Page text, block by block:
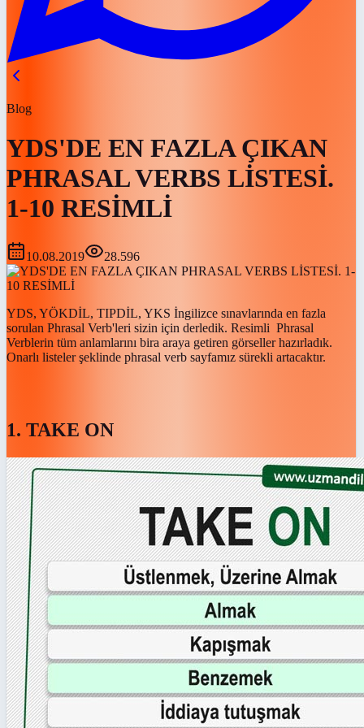
Blog
YDS'DE EN FAZLA ÇIKAN
PHRASAL VERBS LİSTESİ.
1-10 RESİMLİ
10.08.2019 28.596
YDS, YÖKDİL, TIPDİL, YKS İngilizce sınavlarında en fazla
sorulan Phrasal Verb'leri sizin için derledik. Resimli Phrasal
Verblerin tüm anlamlarını bira araya getiren görseller hazırladık.
Onarlı listeler şeklinde phrasal verb sayfamız sürekli artacaktır.
1. TAKE ON